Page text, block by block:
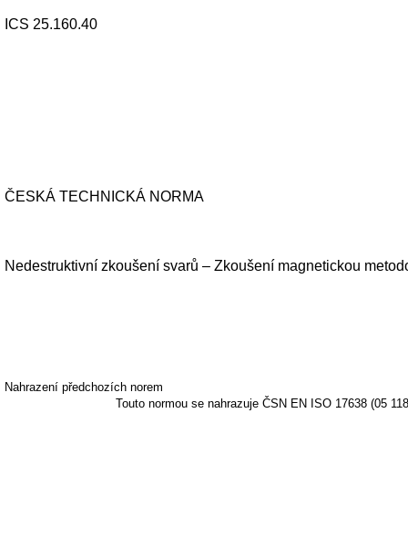
ICS 25.160.40
ČESKÁ TECHNICKÁ NORMA
Nedestruktivní zkoušení svarů – Zkoušení magnetickou
Nahrazení předchozích norem
Touto normou se nahrazuje ČSN EN ISO 17638 (05